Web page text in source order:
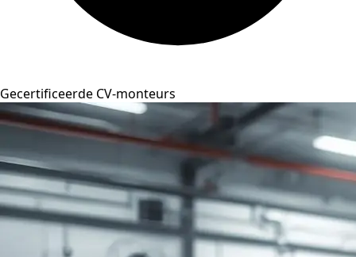
Gecertificeerde CV-monteurs